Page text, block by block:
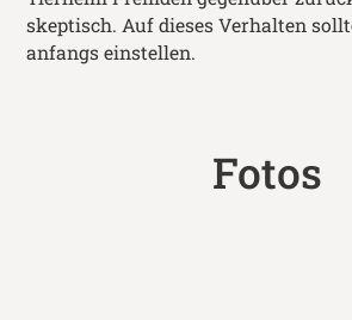
skeptisch. Auf dieses Verhalten
anfangs einstellen.
Fotos